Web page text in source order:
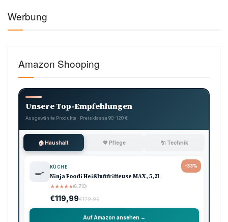
Werbung
Amazon Shooping
Unsere Top-Empfehlungen
Ausgewählte Produkte · Preisklasse 90–120 €
🏠 Haushalt 💖 Pflege 🔌 Technik
-33%
🍳 KÜCHE
Ninja Foodi Heißluftfritteuse MAX, 5,2L
★★★★★(8.740)
€119,99€179,99
Auf Amazon ansehen →